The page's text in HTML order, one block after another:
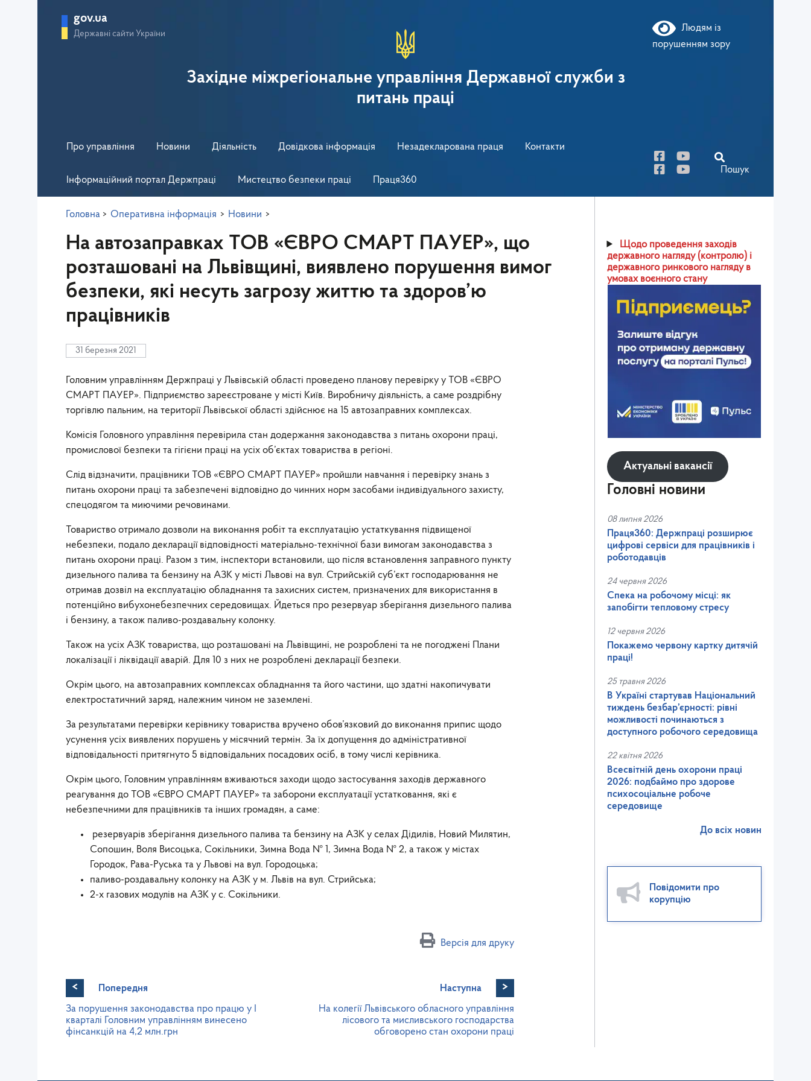
gov.ua
Державні сайти України
Людям із
порушенням зору
Західне міжрегіональне управління Державної служби з
питань праці
Про управління Новини Діяльність Довідкова інформація Незадекларована праця Контакти
Інформаційний портал Держпраці Мистецтво безпеки праці Праця360
Пошук
Головна > Оперативна інформація > Новини >
На автозаправках ТОВ «ЄВРО СМАРТ ПАУЕР», що
розташовані на Львівщині, виявлено порушення вимог
безпеки, які несуть загрозу життю та здоров’ю
працівників
31 березня 2021
Головним управлінням Держпраці у Львівській області проведено планову перевірку у ТОВ «ЄВРО
СМАРТ ПАУЕР». Підприємство зареєстроване у місті Київ. Виробничу діяльність, а саме роздрібну
торгівлю пальним, на території Львівської області здійснює на 15 автозаправних комплексах.
Комісія Головного управління перевірила стан додержання законодавства з питань охорони праці,
промислової безпеки та гігієни праці на усіх об’єктах товариства в регіоні.
Слід відзначити, працівники ТОВ «ЄВРО СМАРТ ПАУЕР» пройшли навчання і перевірку знань з
питань охорони праці та забезпечені відповідно до чинних норм засобами індивідуального захисту,
спецодягом та миючими речовинами.
Товариство отримало дозволи на виконання робіт та експлуатацію устаткування підвищеної
небезпеки, подало декларації відповідності матеріально-технічної бази вимогам законодавства з
питань охорони праці. Разом з тим, інспектори встановили, що після встановлення заправного пункту
дизельного палива та бензину на АЗК у місті Львові на вул. Стрийській суб’єкт господарювання не
отримав дозвіл на експлуатацію обладнання та захисних систем, призначених для використання в
потенційно вибухонебезпечних середовищах. Йдеться про резервуар зберігання дизельного палива
і бензину, а також паливо-роздавальну колонку.
Також на усіх АЗК товариства, що розташовані на Львівщині, не розроблені та не погоджені Плани
локалізації і ліквідації аварій. Для 10 з них не розроблені декларації безпеки.
Окрім цього, на автозаправних комплексах обладнання та його частини, що здатні накопичувати
електростатичний заряд, належним чином не заземлені.
За результатами перевірки керівнику товариства вручено обов’язковий до виконання припис щодо
усунення усіх виявлених порушень у місячний термін. За їх допущення до адміністративної
відповідальності притягнуто 5 відповідальних посадових осіб, в тому числі керівника.
Окрім цього, Головним управлінням вживаються заходи щодо застосування заходів державного
реагування до ТОВ «ЄВРО СМАРТ ПАУЕР» та заборони експлуатації устатковання, які є
небезпечними для працівників та інших громадян, а саме:
резервуарів зберігання дизельного палива та бензину на АЗК у селах Дідилів, Новий Милятин,
Сопошин, Воля Висоцька, Сокільники, Зимна Вода № 1, Зимна Вода № 2, а також у містах
Городок, Рава-Руська та у Львові на вул. Городоцька;
паливо-роздавальну колонку на АЗК у м. Львів на вул. Стрийська;
2-х газових модулів на АЗК у с. Сокільники.
Версія для друку
<
Попередня
За порушення законодавства про працю у І
кварталі Головним управлінням винесено
фінсанкцій на 4,2 млн.грн
Наступна >
На колегії Львівського обласного управління
лісового та мисливського господарства
обговорено стан охорони праці
Щодо проведення заходів
державного нагляду (контролю) і
державного ринкового нагляду в
умовах воєнного стану
Актуальні вакансії
Головні новини
08 липня 2026
Праця360: Держпраці розширює
цифрові сервіси для працівників і
роботодавців
24 червня 2026
Спека на робочому місці: як
запобігти тепловому стресу
12 червня 2026
Покажемо червону картку дитячій
праці!
25 травня 2026
В Україні стартував Національний
тиждень безбар’єрності: рівні
можливості починаються з
доступного робочого середовища
22 квітня 2026
Всесвітній день охорони праці
2026: подбаймо про здорове
психосоціальне робоче
середовище
До всіх новин
Повідомити про
корупцію